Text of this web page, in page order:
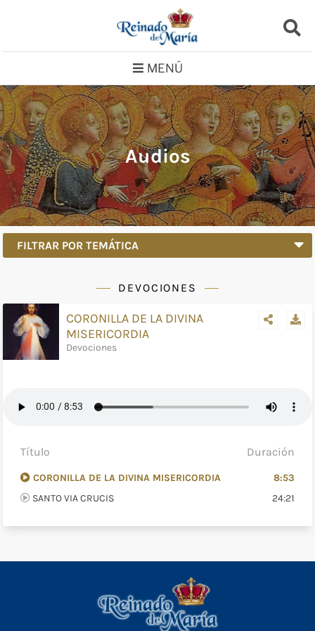
MENÚ
Audios
FILTRAR POR TEMÁTICA
DEVOCIONES
CORONILLA DE LA DIVINA
MISERICORDIA
Devociones
Título Duración
CORONILLA DE LA DIVINA MISERICORDIA
8:53
SANTO VIA CRUCIS
24:21